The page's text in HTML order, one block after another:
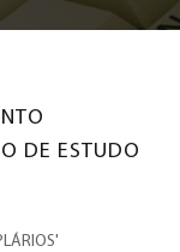
DE ESTUDO